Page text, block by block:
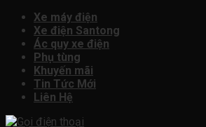
Xe máy điện
Xe điện Santong
Ác quy xe điện
Phụ tùng
Khuyến mãi
Tin Tức Mới
Liên Hệ